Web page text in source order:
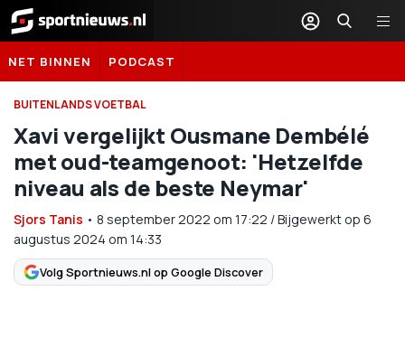
Sportnieuws.nl
NET BINNEN PODCAST
BUITENLANDS VOETBAL
Xavi vergelijkt Ousmane Dembélé
met oud-teamgenoot: 'Hetzelfde
niveau als de beste Neymar'
Sjors Tanis • 8 september 2022 om 17:22 /Bijgewerkt op 6
augustus 2024 om 14:33
Volg Sportnieuws.nl op Google Discover